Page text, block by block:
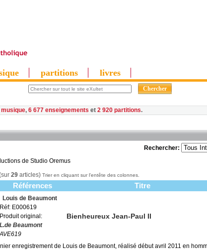
partitions livres
, 6 677 enseignements et 2 920 partitions
Rechercher:
de Studio Oremus
29 articles) Trier en cliquant sur l'entête des colonnes.
Références Titre
Louis de Beaumont
Réf: E000619
Produit original:
L.de Beaumont
AVE619
Bienheureux Jean-Paul II
enregistrement de Louis de Beaumont, réalisé début avril 2011 en